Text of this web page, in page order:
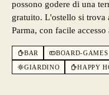
possono godere di una
gratuito. L'ostello si trova
Parma, con facile
BAR BOARD-GAMES
GIARDINO
HAPPY